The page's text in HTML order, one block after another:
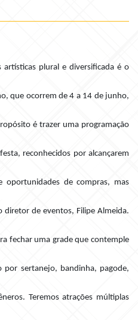
plural e diversificada é o
que ocorrem de 4 a 14 de junho,
é trazer uma programação
reconhecidos por alcançarem
oportunidades de compras, mas
de eventos, Filipe Almeida.
fechar uma grade que contemple
por sertanejo, bandinha, pagode,
Teremos atrações múltiplas